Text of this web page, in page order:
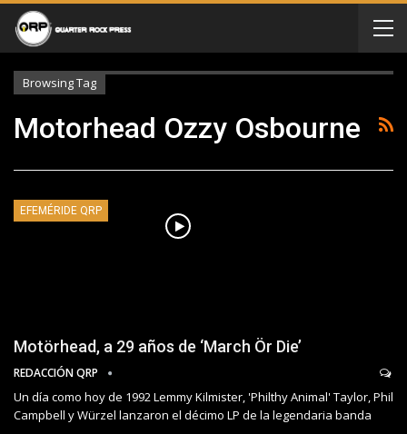
Browsing Tag
Motorhead Ozzy Osbourne
EFEMÉRIDE QRP
Motörhead, a 29 años de ‘March Ör Die’
REDACCIÓN QRP
Un día como hoy de 1992 Lemmy Kilmister, 'Philthy Animal' Taylor, Phil
Campbell y Würzel lanzaron el décimo LP de la legendaria banda